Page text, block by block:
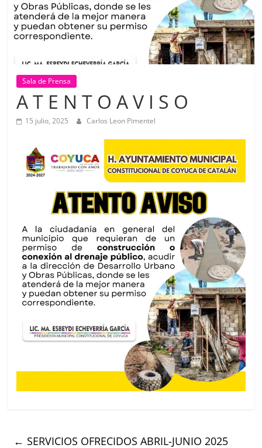
Sala de Prensa
A T E N T O A V I S O
15 julio, 2025 Carlos Leon Pimentel
← SERVICIOS OFRECIDOS ABRIL-JUNIO 2025